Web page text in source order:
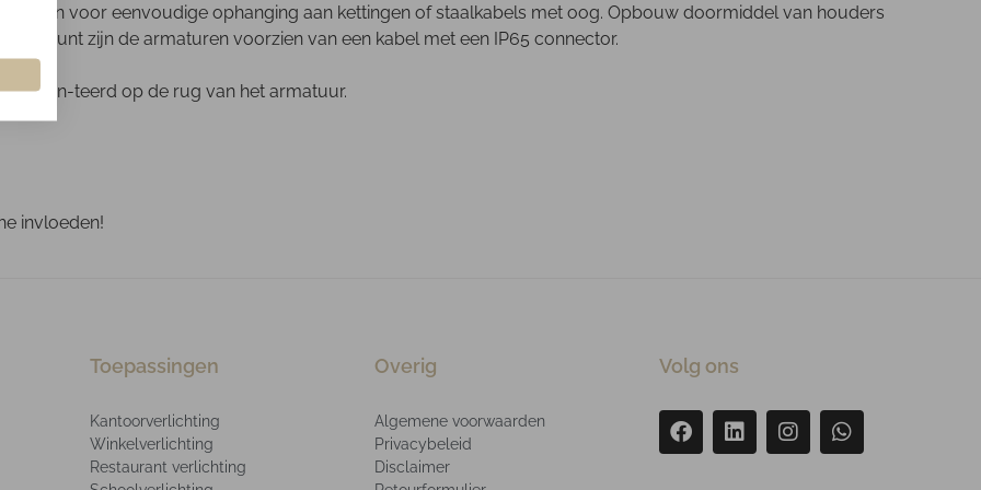
haken voor eenvoudige ophanging aan kettingen of staalkabels met oog. Opbouw doormiddel van houders
zijn de armaturen voorzien van een kabel met een IP65 connector.
gemon-teerd op de rug van het armatuur.
invloeden!
Toepassingen
Kantoorverlichting
Winkelverlichting
Restaurant verlichting
Overig
Algemene voorwaarden
Privacybeleid
Disclaimer
Volg ons